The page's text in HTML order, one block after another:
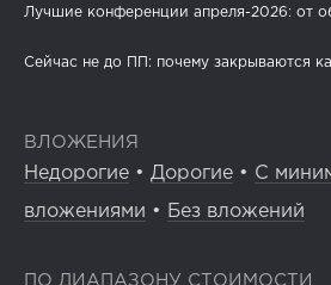
Лучшие конференции апреля-2026: от
Сейчас не до ПП: почему закрываются
ВЛОЖЕНИЯ
Недорогие • Дорогие • С
вложениями • Без вложений
ПО ДИАПАЗОНУ СТОИМОСТИ